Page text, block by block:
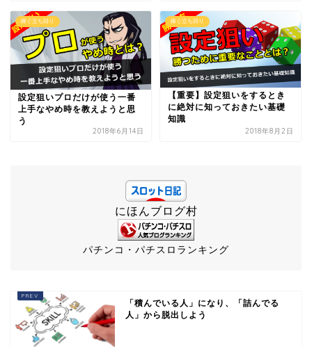
稼ぐ立ち回り
設定狙いプロだけが使う一番
上手なやめ時を教えようと思
う
2018年6月14日
稼ぐ立ち回り
【重要】設定狙いをするとき
に絶対に知っておきたい基礎
知識
2018年8月2日
にほんブログ村
パチンコ・パチスロランキング
「積んでいる人」になり、「詰んでる
人」から脱出しよう